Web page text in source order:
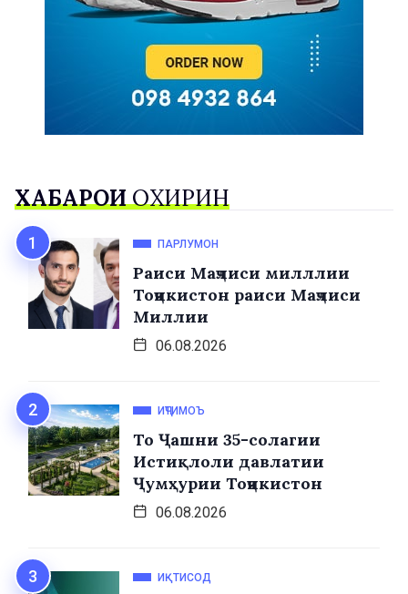
ХАБАРҲОИОХИРИН
ПАРЛУМОН
Раиси Маҷлиси милллии
Тоҷикистон раиси Маҷлиси
Миллии
06.08.2026
ИҶТИМОЪ
То Ҷашни 35-солагии
Истиқлоли давлатии
Ҷумҳурии Тоҷикистон
06.08.2026
ИҚТИСОД